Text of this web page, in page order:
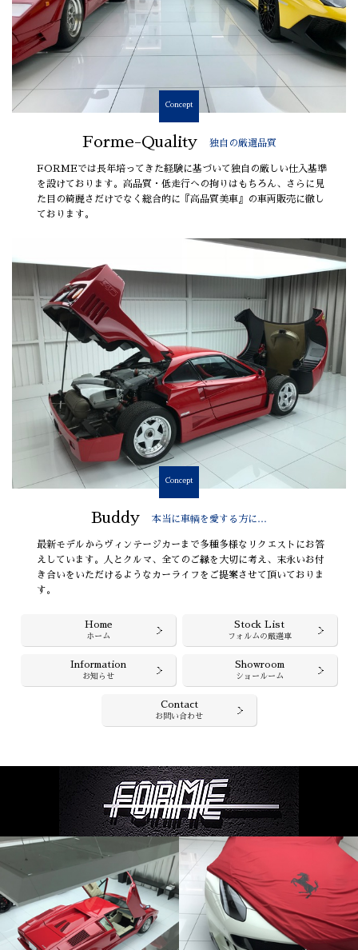
Concept
Forme-Quality 独自の厳選品質
FORMEでは長年培ってきた経験に基づいて独自の厳しい仕入基準
を設けております。高品質・低走行への拘りはもちろん、さらに見
た目の綺麗さだけでなく総合的に『高品質美車』の車両販売に徹し
ております。
Concept
Buddy 本当に車輌を愛する方に…
最新モデルからヴィンテージカーまで多種多様なリクエストにお答
えしています。人とクルマ、全てのご縁を大切に考え、末永いお付
き合いをいただけるようなカーライフをご提案させて頂いておりま
す。
Home
ホーム
Stock List
フォルムの厳選車
Information
お知らせ
Showroom
ショールーム
Contact
お問い合わせ